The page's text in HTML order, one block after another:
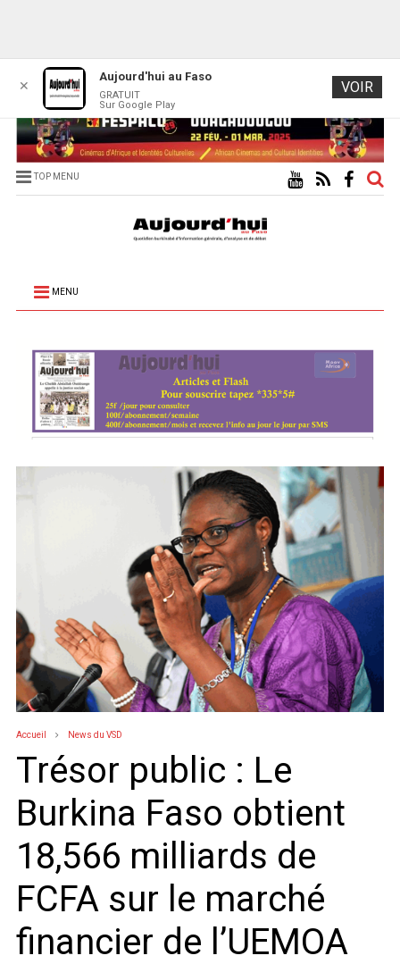
TOP MENU
MENU
Accueil News du VSD
Trésor public : Le
Burkina Faso obtient
18,566 milliards de
FCFA sur le marché
financier de l’UEMOA
✕
Aujourd'hui au Faso
GRATUIT
Sur Google Play
VOIR